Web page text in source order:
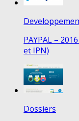
PAYPAL –
et IPN)
Dossiers